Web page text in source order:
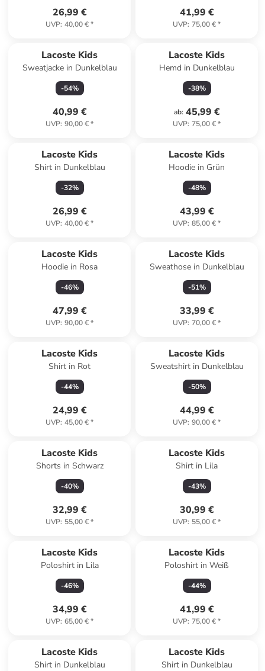
26,99 €
UVP: 40,00 €*
41,99 €
UVP: 75,00 €*
Lacoste Kids
Sweatjacke in Dunkelblau
-54%
40,99 €
UVP: 90,00 €*
Lacoste Kids
Hemd in Dunkelblau
-38%
ab: 45,99 €
UVP: 75,00 €*
Lacoste Kids
Shirt in Dunkelblau
-32%
26,99 €
UVP: 40,00 €*
Lacoste Kids
Hoodie in Grün
-48%
43,99 €
UVP: 85,00 €*
Lacoste Kids
Hoodie in Rosa
-46%
47,99 €
UVP: 90,00 €*
Lacoste Kids
Sweathose in Dunkelblau
-51%
33,99 €
UVP: 70,00 €*
Lacoste Kids
Shirt in Rot
-44%
24,99 €
UVP: 45,00 €*
Lacoste Kids
Sweatshirt in Dunkelblau
-50%
44,99 €
UVP: 90,00 €*
Lacoste Kids
Shorts in Schwarz
-40%
32,99 €
UVP: 55,00 €*
Lacoste Kids
Shirt in Lila
-43%
30,99 €
UVP: 55,00 €*
Lacoste Kids
Poloshirt in Lila
-46%
34,99 €
UVP: 65,00 €*
Lacoste Kids
Poloshirt in Weiß
-44%
41,99 €
UVP: 75,00 €*
Lacoste Kids
Shirt in Dunkelblau
Lacoste Kids
Shirt in Dunkelblau